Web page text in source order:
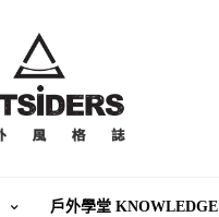
戶外學堂 KNOWLEDGE